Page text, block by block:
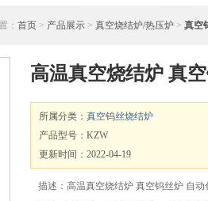
： 首页 > 产品展示 > 真空烧结炉/热压炉 > 真空
高温真空烧结炉 真
所属分类： 真空钨丝烧结炉
产品型号：KZW
更新时间：2022-04-19
描述：高温真空烧结炉 真空钨丝炉 自